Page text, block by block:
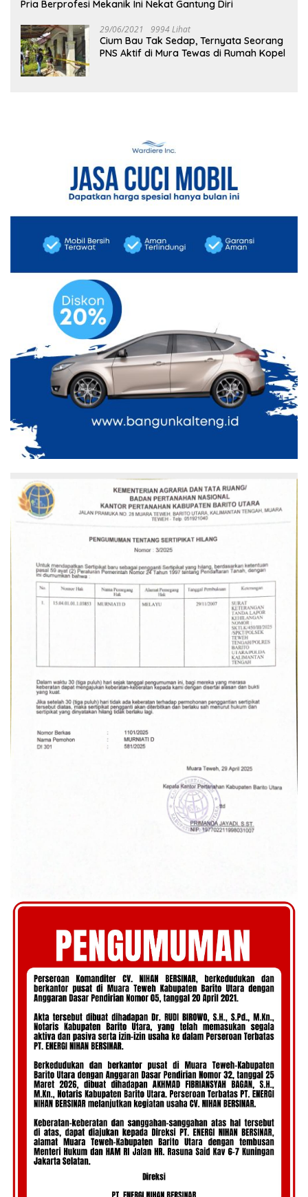
Pria Berprofesi Mekanik Ini Nekat Gantung Diri
29/06/2021 9994 Lihat
Cium Bau Tak Sedap, Ternyata Seorang
PNS Aktif di Mura Tewas di Rumah Kopel